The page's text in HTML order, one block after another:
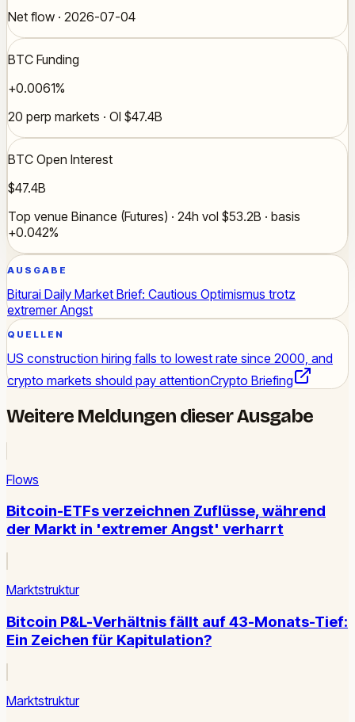
Net flow · 2026-07-04
BTC Funding
+0.0061%
20 perp markets · OI $47.4B
BTC Open Interest
$47.4B
Top venue Binance (Futures) · 24h vol $53.2B · basis
+0.042%
AUSGABE
Biturai Daily Market Brief: Cautious Optimismus trotz
extremer Angst
QUELLEN
US construction hiring falls to lowest rate since 2000, and
crypto markets should pay attentionCrypto Briefing
Weitere Meldungen dieser Ausgabe
Flows
Bitcoin-ETFs verzeichnen Zuflüsse, während
der Markt in 'extremer Angst' verharrt
Marktstruktur
Bitcoin P&L-Verhältnis fällt auf 43-Monats-Tief:
Ein Zeichen für Kapitulation?
Marktstruktur